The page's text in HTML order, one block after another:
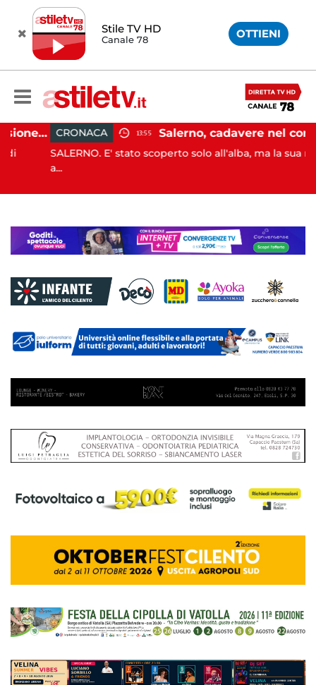
Stile TV HD
Canale 78 OTTIENI
Capaccio Paestum, evasione tassa di soggiorno: scoperte 49 strutture fantasma, elevate 132 sanzioni CRONACA 13:55 Salerno, cadavere nel cortile di un palazzo: indaga la Polizia
SALERNO. E' stato scoperto solo all'alba, ma la sua morte è